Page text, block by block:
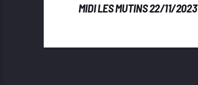
MIDI LES MUTINS 22/11/2023